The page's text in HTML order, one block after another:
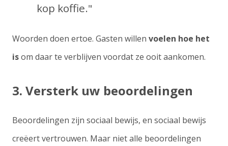
kop koffie."
Woorden doen ertoe. Gasten willen voelen hoe het
isom daar te verblijven voordat ze ooit aankomen.
3. Versterk uw beoordelingen
Beoordelingen zijn sociaal bewijs, en sociaal bewijs
creëert vertrouwen. Maar niet alle beoordelingen